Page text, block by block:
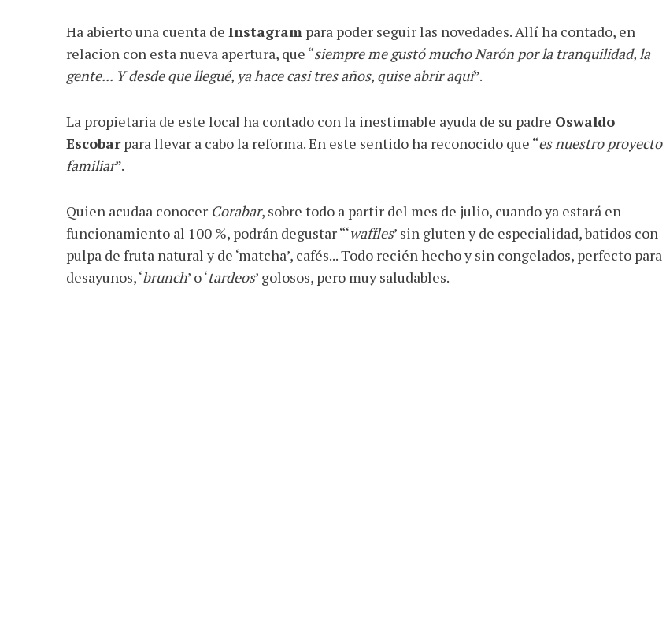
Ha abierto una cuenta de Instagram para poder seguir las novedades. Allí ha contado, en
relacion con esta nueva apertura, que “siempre me gustó mucho Narón por la tranquilidad, la
gente... Y desde que llegué, ya hace casi tres años, quise abrir aquí”.
La propietaria de este local ha contado con la inestimable ayuda de su padre Oswaldo
Escobarpara llevar a cabo la reforma. En este sentido ha reconocido que “es nuestro proyecto
familiar”.
Quien acudaa conocer Corabar, sobre todo a partir del mes de julio, cuando ya estará en
funcionamiento al 100 %, podrán degustar “‘waffles’ sin gluten y de especialidad, batidos con
pulpa de fruta natural y de ‘matcha’, cafés... Todo recién hecho y sin congelados, perfecto para
desayunos, ‘brunch’ o ‘tardeos’ golosos, pero muy saludables.